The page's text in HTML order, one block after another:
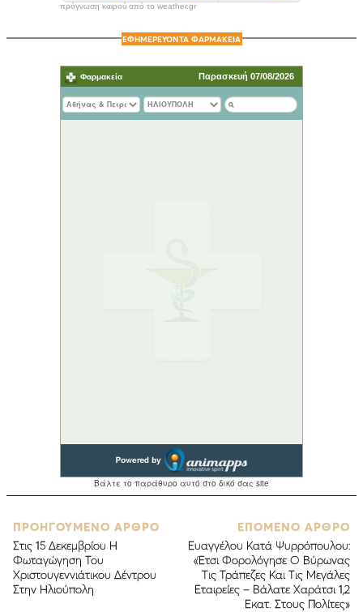
πρόγνωση καιρού από το weather.gr
ΕΦΗΜΕΡΕΥΟΝΤΑ ΦΑΡΜΑΚΕΙΑ
ΠΡΟΗΓΟΥΜΕΝΟ ΑΡΘΡΟ
Στις 15 Δεκεμβρίου Η
Φωταγώγηση Του
Χριστουγεννιάτικου Δέντρου
Στην Ηλιούπολη
ΕΠΟΜΕΝΟ ΑΡΘΡΟ
Ευαγγέλου Κατά Ψυρρόπουλου:
«Έτσι Φορολόγησε Ο Βύρωνας
Τις Τράπεζες Και Τις Μεγάλες
Εταιρείες – Βάλατε Χαράτσι 1,2
Εκατ. Στους Πολίτες»